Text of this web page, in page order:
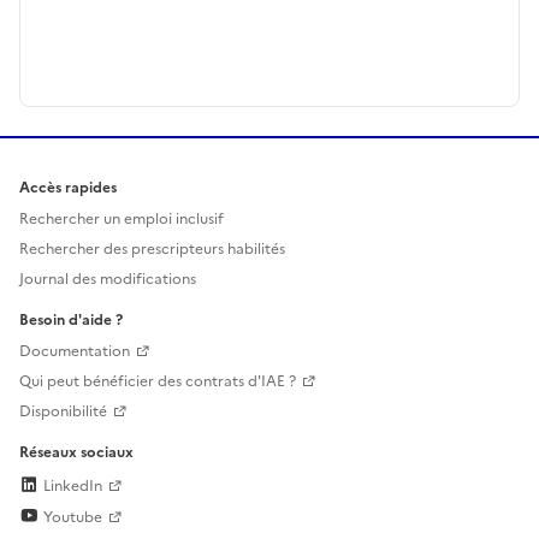
Accès rapides
Rechercher un emploi inclusif
Rechercher des prescripteurs habilités
Journal des modifications
Besoin d'aide ?
Documentation
Qui peut bénéficier des contrats d'IAE ?
Disponibilité
Réseaux sociaux
LinkedIn
Youtube